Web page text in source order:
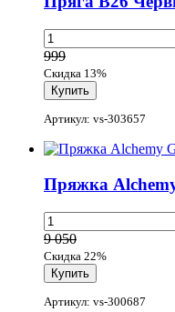
999
Скидка 13%
Артикул: vs-303657
Пряжка
9 050
Скидка 22%
Артикул: vs-300687